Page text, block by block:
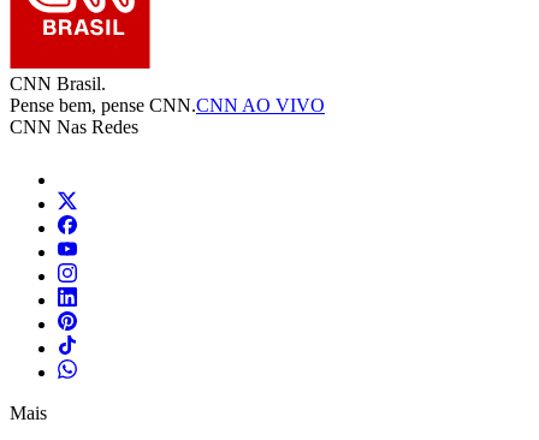
CNN Brasil.
Pense bem, pense CNN.CNN AO VIVO
CNN Nas Redes
Mais